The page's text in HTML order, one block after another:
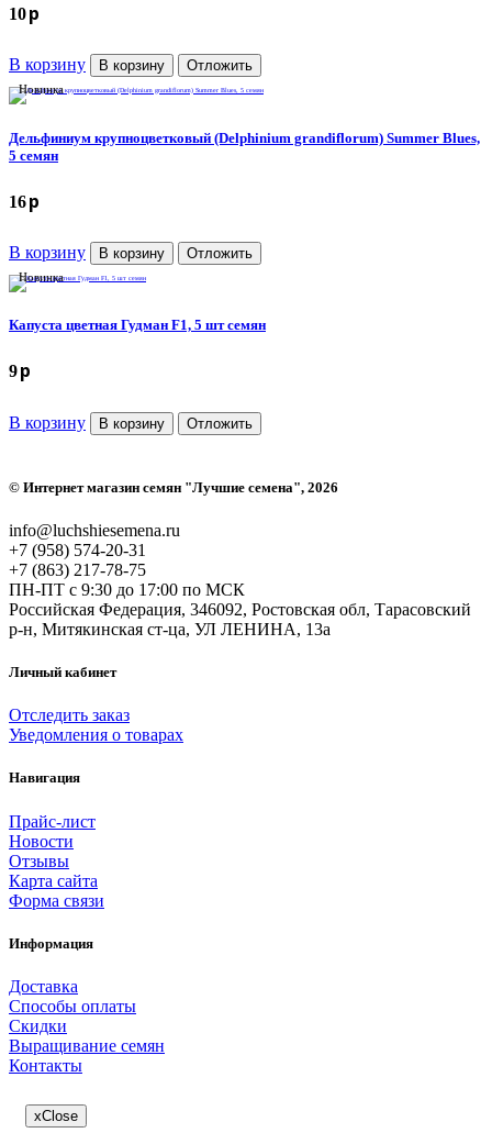
10p
В корзину В корзину Отложить
Новинка
Дельфиниум крупноцветковый (Delphinium grandiflorum) Summer Blues,
5 семян
16p
В корзину В корзину Отложить
Новинка
Капуста цветная Гудман F1, 5 шт семян
9p
В корзину В корзину Отложить
© Интернет магазин семян "Лучшие семена", 2026
info@luchshiesemena.ru
+7 (958) 574-20-31
+7 (863) 217-78-75
ПН-ПТ с 9:30 до 17:00 по МСК
Российская Федерация, 346092, Ростовская обл, Тарасовский
р-н, Митякинская ст-ца, УЛ ЛЕНИНА, 13а
Личный кабинет
Отследить заказ
Уведомления о товарах
Навигация
Прайс-лист
Новости
Отзывы
Карта сайта
Форма связи
Информация
Доставка
Способы оплаты
Скидки
Выращивание семян
Контакты
xClose